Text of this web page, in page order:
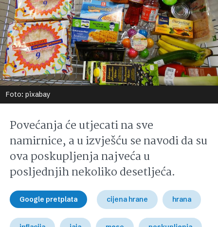
Foto: pixabay
Povećanja će utjecati na sve
namirnice, a u izvješću se navodi da su
ova poskupljenja najveća u
posljednjih nekoliko desetljeća.
Google pretplata cijena hrane hrana